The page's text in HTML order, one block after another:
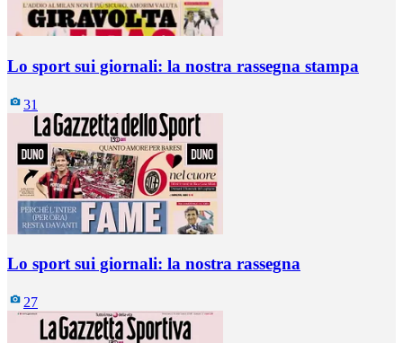
Lo sport sui giornali: la nostra rassegna stampa
31
Lo sport sui giornali: la nostra rassegna
27